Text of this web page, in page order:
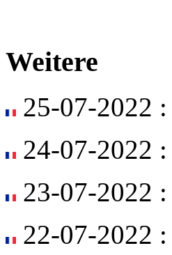
Weitere
25-07-2022 :
24-07-2022 :
23-07-2022 :
22-07-2022 :